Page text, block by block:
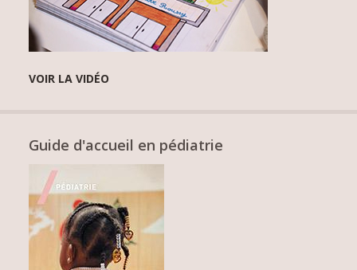
VOIR LA VIDÉO
Guide d'accueil en pédiatrie